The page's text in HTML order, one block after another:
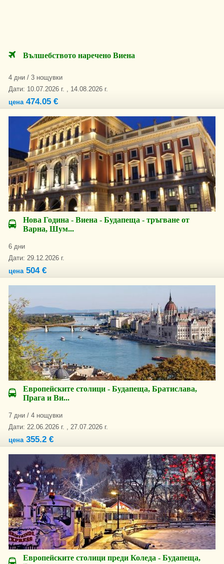
Вълшебството наречено Виена
4 дни / 3 нощувки
Дати: 10.07.2026 г. , 14.08.2026 г.
цена474.05 €
Нова Година - Виена - Будапеща - тръгване от
Варна, Шум...
6 дни
Дати: 29.12.2026 г.
цена504 €
Европейските столици - Будапеща, Братислава,
Прага и Ви...
7 дни / 4 нощувки
Дати: 22.06.2026 г. , 27.07.2026 г.
цена355.2 €
Европейските столици преди Коледа - Будапеща,